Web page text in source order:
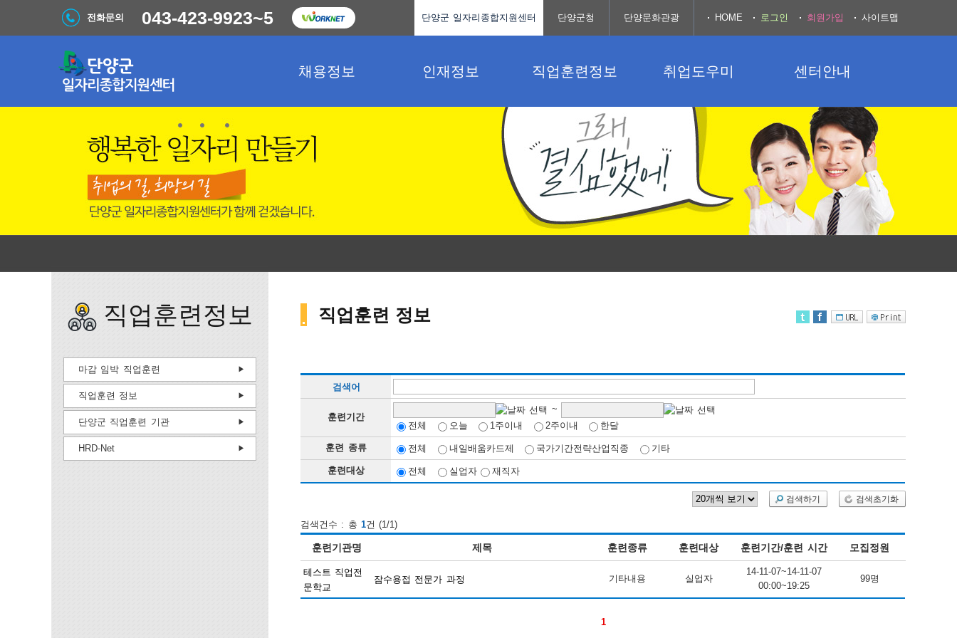
채용정보 인재정보 직업훈련정보 취업도우미 센터안내
전화문의 043-423-9923~5 단양군 일자리종합지원센터 단양군청 단양문화관광 HOME 로그인 회원가입 사이트맵
직업훈련 정보
검색어
훈련기간
~
전체
오늘 1주이내 2주이내 한달
훈련 종류 전체 내일배움카드제 국가기간전략산업직종 기타
훈련대상 전체 실업자 재직자
검색하기 검색초기화
검색건수 : 총 1건 (1/1)
훈련기관명 제목 훈련종류 훈련대상 훈련기간/훈련 시간 모집정원
테스트 직업전
문학교
잠수용접 전문가 과정 기타내용 실업자
14-11-07~14-11-07
00:00~19:25
99명
1
직업훈련정보
마감 임박 직업훈련
직업훈련 정보
단양군 직업훈련 기관
HRD-Net